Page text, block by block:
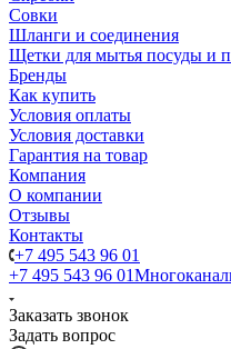
Совки
Шланги и соединения
Щетки для мытья посуды и
Бренды
Как купить
Условия оплаты
Условия доставки
Гарантия на товар
Компания
О компании
Отзывы
Контакты
+7 495 543 96 01
+7 495 543 96 01
Заказать звонок
Задать вопрос